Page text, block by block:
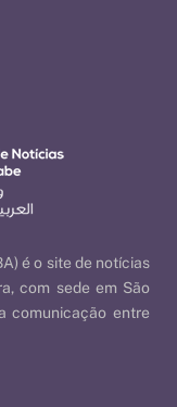
é o site de notícias
com sede em São
comunicação entre